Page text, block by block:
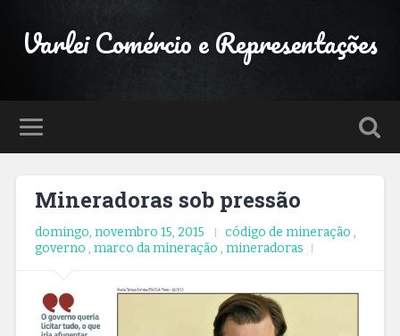
Varlei Comércio e Representações
Mineradoras sob pressão
domingo, novembro 15, 2015 código de mineração ,
governo , marco da mineração , mineradoras